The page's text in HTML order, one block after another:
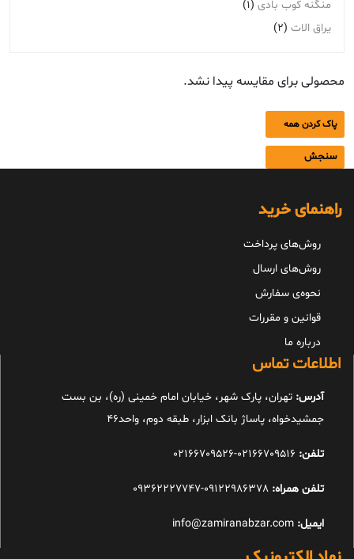
منگنه کوب بادی (1)
یراق الات (2)
محصولی برای مقایسه پیدا نشد.
پاک کردن همه
سنجش
راهنمای خرید
روش‌های پرداخت
روش‌های ارسال
نحوه‌ی سفارش
قوانین و مقررات
درباره ما
اطلاعات تماس
آدرس: تهران، پارک شهر، خیابان امام خمینی (ره)، بن بست
جمشیدخواه، پاساژ بانک ابزار، طبقه دوم، واحد46
تلفن:
تلفن همراه: 09122986378-09362227747
ایمیل: